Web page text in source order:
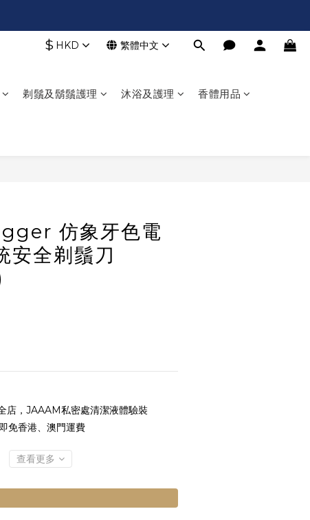
$ HKD 繁體中文
剃鬚及鬍鬚護理 沐浴及護理 香體用品
仿象牙色電
安全剃鬚刀
店，JAAAM私密處清潔液體驗裝
免香港、澳門運費
查看更多